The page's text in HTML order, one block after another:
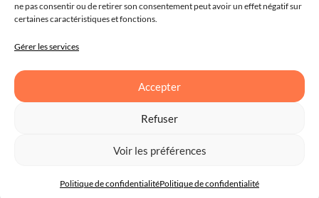
ne pas consentir ou de retirer son consentement peut avoir un effet négatif sur
certaines caractéristiques et fonctions.
Gérer les services
Accepter
Refuser
Voir les préférences
Politique de confidentialitéPolitique de confidentialité